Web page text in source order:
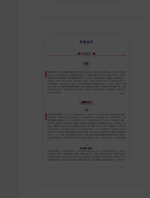
会议纪要
MINUTES
财报
ANNUALS